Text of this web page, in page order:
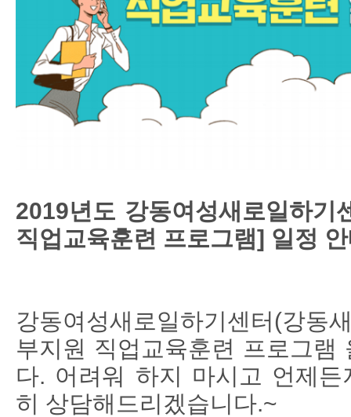
2019년도 강동여성새로일하기
직업교육훈련 프로그램] 일정
강동여성새로일하기센터(강동
부지원 직업교육훈련 프로그램
다. 어려워 하지 마시고 언제
히 상담해드리겠습니다.~